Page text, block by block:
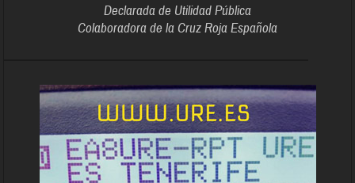
Declarada de Utilidad Pública
Colaboradora de la Cruz Roja Española